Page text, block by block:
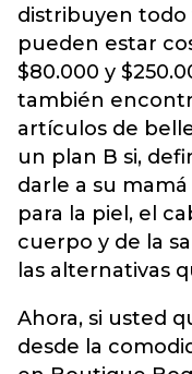
distribuyen todo
pueden estar
$80.000 y
también
artículos de
un plan B si,
darle a su
para la piel, el
cuerpo y de la
las alternativas
Ahora, si usted
desde la